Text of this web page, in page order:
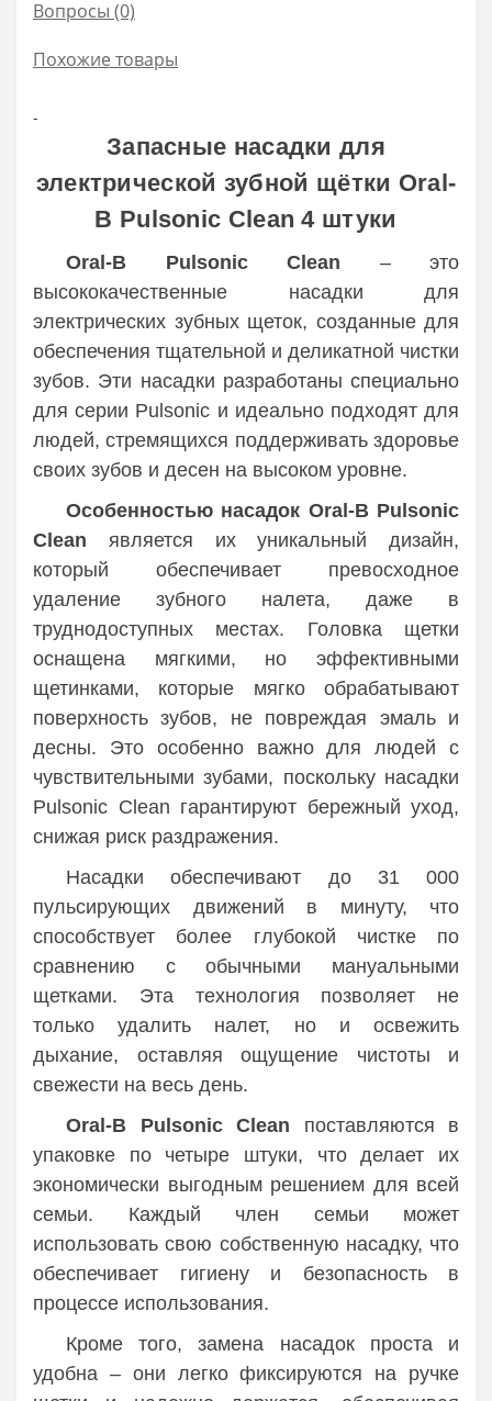
Вопросы (0)
Похожие товары
-
Запасные насадки для
электрической зубной щётки Oral-
B Pulsonic Clean 4 штуки
Oral-B Pulsonic Clean – это
высококачественные насадки для
электрических зубных щеток, созданные для
обеспечения тщательной и деликатной чистки
зубов. Эти насадки разработаны специально
для серии Pulsonic и идеально подходят для
людей, стремящихся поддерживать здоровье
своих зубов и десен на высоком уровне.
Особенностью насадок Oral-B Pulsonic
Clean является их уникальный дизайн,
который обеспечивает превосходное
удаление зубного налета, даже в
труднодоступных местах. Головка щетки
оснащена мягкими, но эффективными
щетинками, которые мягко обрабатывают
поверхность зубов, не повреждая эмаль и
десны. Это особенно важно для людей с
чувствительными зубами, поскольку насадки
Pulsonic Clean гарантируют бережный уход,
снижая риск раздражения.
Насадки обеспечивают до 31 000
пульсирующих движений в минуту, что
способствует более глубокой чистке по
сравнению с обычными мануальными
щетками. Эта технология позволяет не
только удалить налет, но и освежить
дыхание, оставляя ощущение чистоты и
свежести на весь день.
Oral-B Pulsonic Clean поставляются в
упаковке по четыре штуки, что делает их
экономически выгодным решением для всей
семьи. Каждый член семьи может
использовать свою собственную насадку, что
обеспечивает гигиену и безопасность в
процессе использования.
Кроме того, замена насадок проста и
удобна – они легко фиксируются на ручке